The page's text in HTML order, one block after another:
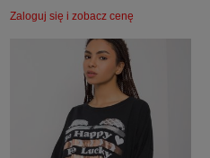
Zaloguj się i zobacz cenę